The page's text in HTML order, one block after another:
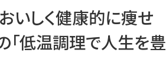
いしく健康的に痩せ
「低温調理で人生を豊